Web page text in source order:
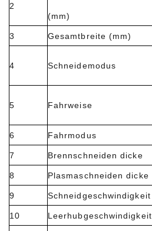
2
(mm)
3 Gesamtbreite (mm)
4 Schneidemodus
5 Fahrweise
6 Fahrmodus
7 Brennschneiden dicke
8 Plasmaschneiden dicke
9 Schneidgeschwindigkeit
10 Leerhubgeschwindigkeit